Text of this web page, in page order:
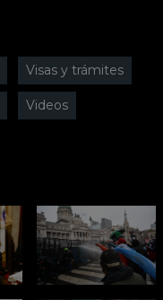
Visas y trámites
Videos